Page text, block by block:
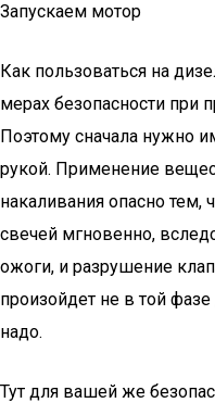
Запускаем мотор
Как пользоваться на
мерах безопасности при
Поэтому сначала нужно
рукой. Применение
накаливания опасно тем,
свечей мгновенно,
ожоги, и разрушение
произойдет не в той
надо.
Тут для вашей же